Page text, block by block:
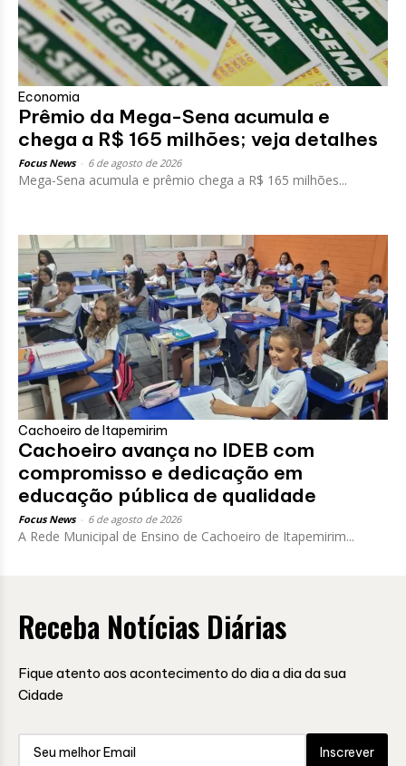
Economia
Prêmio da Mega-Sena acumula e
chega a R$ 165 milhões; veja detalhes
Focus News 6 de agosto de 2026
Mega-Sena acumula e prêmio chega a R$ 165 milhões...
Cachoeiro de Itapemirim
Cachoeiro avança no IDEB com
compromisso e dedicação em
educação pública de qualidade
Focus News 6 de agosto de 2026
A Rede Municipal de Ensino de Cachoeiro de Itapemirim...
Receba Notícias Diárias
Fique atento aos acontecimento do dia a dia da sua
Cidade
Inscrever